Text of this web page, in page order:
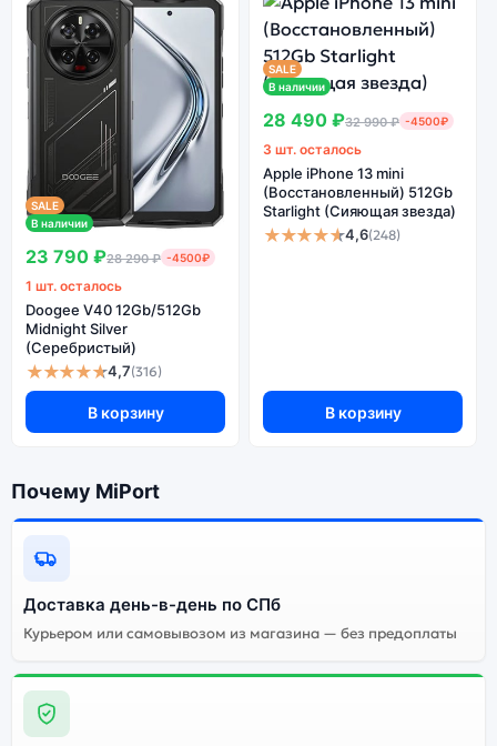
SALE
В наличии
23 790 ₽28 290 ₽ -4500₽
1 шт. осталось
Doogee V40 12Gb/512Gb
Midnight Silver
(Серебристый)
★★★★★4,7(316)
В корзину
SALE
В наличии
28 490 ₽32 990 ₽ -4500₽
3 шт. осталось
Apple iPhone 13 mini
(Восстановленный) 512Gb
Starlight (Сияющая звезда)
★★★★★4,6(248)
В корзину
Почему MiPort
Доставка день-в-день по СПб
Курьером или самовывозом из магазина — без предоплаты